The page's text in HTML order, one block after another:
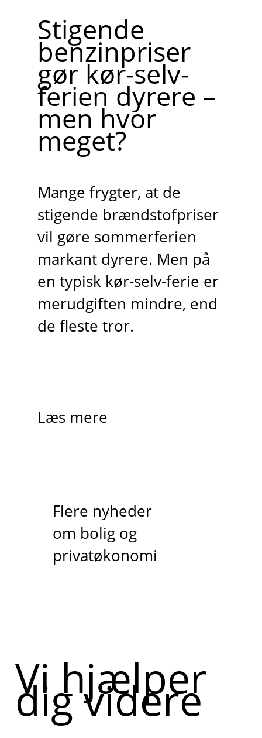
Stigende
benzinpriser
gør kør-selv-
ferien dyrere –
men hvor
meget?
Mange frygter, at de
stigende brændstofpriser
vil gøre sommerferien
markant dyrere. Men på
en typisk kør-selv-ferie er
merudgiften mindre, end
de fleste tror.
Læs mere
Flere nyheder
om bolig og
privatøkonomi
Vi hjælper
dig videre